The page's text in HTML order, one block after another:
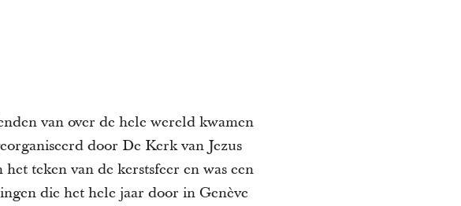
van over de hele wereld kwamen
door De Kerk van Jezus
teken van de kerstsfeer en was een
die het hele jaar door in Genève